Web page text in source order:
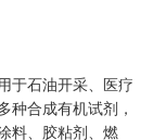
于石油开采、医疗
种合成有机试剂，
料、胶粘剂、燃